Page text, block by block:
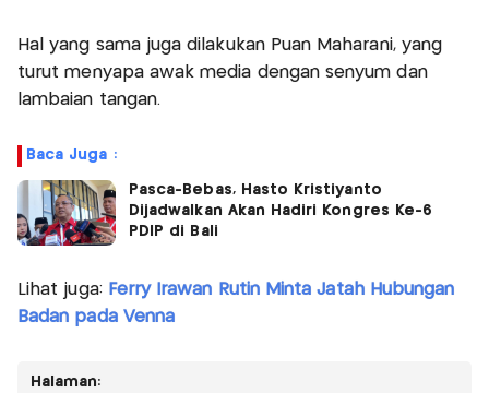
Hal yang sama juga dilakukan Puan Maharani, yang
turut menyapa awak media dengan senyum dan
lambaian tangan.
Baca Juga :
Pasca-Bebas, Hasto Kristiyanto
Dijadwalkan Akan Hadiri Kongres Ke-6
PDIP di Bali
Lihat juga: Ferry Irawan Rutin Minta Jatah Hubungan
Badan pada Venna
Halaman: